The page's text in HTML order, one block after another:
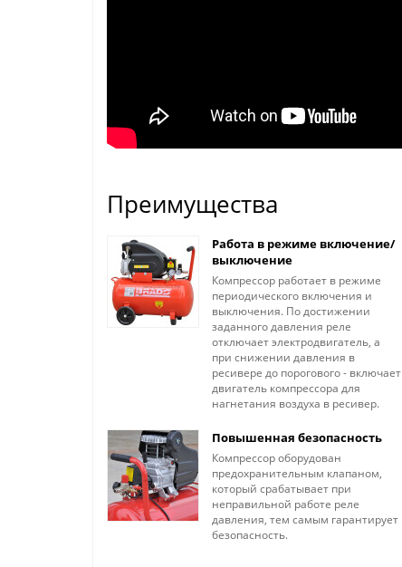
Преимущества
Работа в режиме включение/
выключение
Компрессор работает в режиме
периодического включения и
выключения. По достижении
заданного давления реле
отключает электродвигатель, а
при снижении давления в
ресивере до порогового - включает
двигатель компрессора для
нагнетания воздуха в ресивер.
Повышенная безопасность
Компрессор оборудован
предохранительным клапаном,
который срабатывает при
неправильной работе реле
давления, тем самым гарантирует
безопасность.